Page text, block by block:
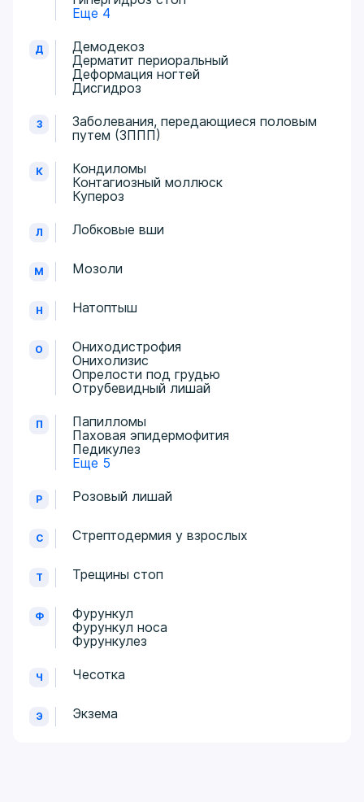
Еще 4
Д
Демодекоз
Дерматит периоральный
Деформация ногтей
Дисгидроз
З
Заболевания, передающиеся половым
путем (ЗППП)
К
Кондиломы
Контагиозный моллюск
Купероз
Л Лобковые вши
М Мозоли
Н Натоптыш
О
Ониходистрофия
Онихолизис
Опрелости под грудью
Отрубевидный лишай
П
Папилломы
Паховая эпидермофития
Педикулез
Еще 5
Р Розовый лишай
С Стрептодермия у взрослых
Т Трещины стоп
Ф
Фурункул
Фурункул носа
Фурункулез
Ч Чесотка
Э Экзема